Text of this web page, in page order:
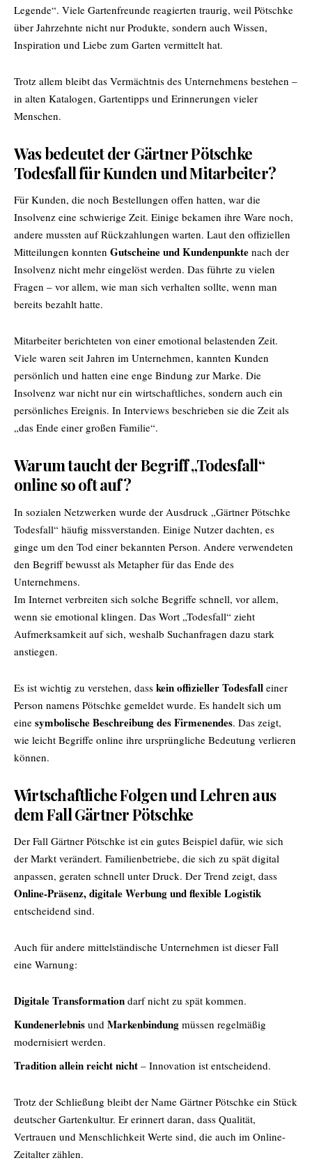
Legende“. Viele Gartenfreunde reagierten traurig, weil Pötschke
über Jahrzehnte nicht nur Produkte, sondern auch Wissen,
Inspiration und Liebe zum Garten vermittelt hat.
Trotz allem bleibt das Vermächtnis des Unternehmens bestehen –
in alten Katalogen, Gartentipps und Erinnerungen vieler
Menschen.
Was bedeutet der Gärtner Pötschke
Todesfall für Kunden und Mitarbeiter?
Für Kunden, die noch Bestellungen offen hatten, war die
Insolvenz eine schwierige Zeit. Einige bekamen ihre Ware noch,
andere mussten auf Rückzahlungen warten. Laut den offiziellen
Mitteilungen konnten Gutscheine und Kundenpunkte nach der
Insolvenz nicht mehr eingelöst werden. Das führte zu vielen
Fragen – vor allem, wie man sich verhalten sollte, wenn man
bereits bezahlt hatte.
Mitarbeiter berichteten von einer emotional belastenden Zeit.
Viele waren seit Jahren im Unternehmen, kannten Kunden
persönlich und hatten eine enge Bindung zur Marke. Die
Insolvenz war nicht nur ein wirtschaftliches, sondern auch ein
persönliches Ereignis. In Interviews beschrieben sie die Zeit als
„das Ende einer großen Familie“.
Warum taucht der Begriff „Todesfall“
online so oft auf?
In sozialen Netzwerken wurde der Ausdruck „Gärtner Pötschke
Todesfall“ häufig missverstanden. Einige Nutzer dachten, es
ginge um den Tod einer bekannten Person. Andere verwendeten
den Begriff bewusst als Metapher für das Ende des
Unternehmens.
Im Internet verbreiten sich solche Begriffe schnell, vor allem,
wenn sie emotional klingen. Das Wort „Todesfall“ zieht
Aufmerksamkeit auf sich, weshalb Suchanfragen dazu stark
anstiegen.
Es ist wichtig zu verstehen, dass kein offizieller Todesfall einer
Person namens Pötschke gemeldet wurde. Es handelt sich um
eine symbolische Beschreibung des Firmenendes. Das zeigt,
wie leicht Begriffe online ihre ursprüngliche Bedeutung verlieren
können.
Wirtschaftliche Folgen und Lehren aus
dem Fall Gärtner Pötschke
Der Fall Gärtner Pötschke ist ein gutes Beispiel dafür, wie sich
der Markt verändert. Familienbetriebe, die sich zu spät digital
anpassen, geraten schnell unter Druck. Der Trend zeigt, dass
Online-Präsenz, digitale Werbung und flexible Logistik
entscheidend sind.
Auch für andere mittelständische Unternehmen ist dieser Fall
eine Warnung:
Digitale Transformation darf nicht zu spät kommen.
Kundenerlebnis und Markenbindung müssen regelmäßig
modernisiert werden.
Tradition allein reicht nicht – Innovation ist entscheidend.
Trotz der Schließung bleibt der Name Gärtner Pötschke ein Stück
deutscher Gartenkultur. Er erinnert daran, dass Qualität,
Vertrauen und Menschlichkeit Werte sind, die auch im Online-
Zeitalter zählen.